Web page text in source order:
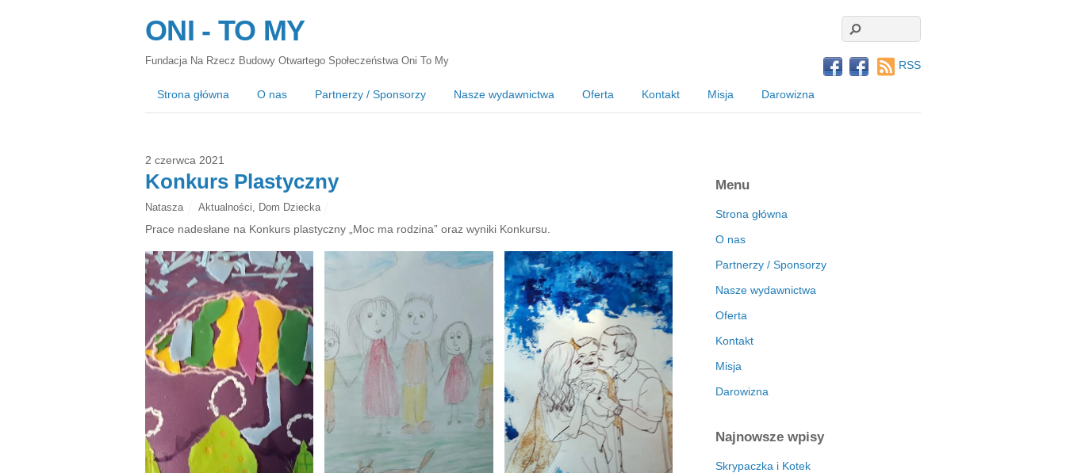
ONI - TO MY
Fundacja Na Rzecz Budowy Otwartego Społeczeństwa Oni To My
Strona główna O nas Partnerzy / Sponsorzy Nasze wydawnictwa Oferta Kontakt Misja Darowizna
RSS
2 czerwca 2021
Konkurs Plastyczny
Natasza Aktualności Dom Dziecka
Prace nadesłane na Konkurs plastyczny „Moc ma rodzina” oraz wyniki Konkursu.
Menu
Strona główna
O nas
Partnerzy / Sponsorzy
Nasze wydawnictwa
Oferta
Kontakt
Misja
Darowizna
Najnowsze wpisy
Skrypaczka i Kotek